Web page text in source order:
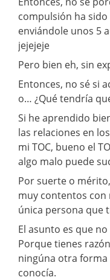
compulsión ha
enviándole unos 5
jejejeje
Pero bien eh, sin
Entonces, no sé si
o… ¿Qué tendría
Si he aprendido
las relaciones en
mi TOC, bueno el
algo malo puede
Por suerte o
muy contentos con
única persona que
El asunto es que
Porque tienes
ningúna otra
conocía.